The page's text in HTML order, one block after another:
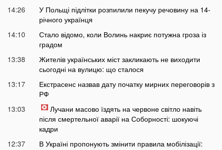
14:26
У Польщі підлітки розпилили пекучу речовину на 14-
річного українця
14:10
Стало відомо, коли Волинь накриє потужна гроза із
градом
13:38
Жителів українських міст закликають не виходити
сьогодні на вулицю: що сталося
13:17
Екстрасенс назвав дату початку мирних переговорів з
РФ
13:03
Лучани масово їздять на червоне світло навіть
після смертельної аварії на Соборності: шокуючі
кадри
12:37
В Україні пропонують змінити правила мобілізації: